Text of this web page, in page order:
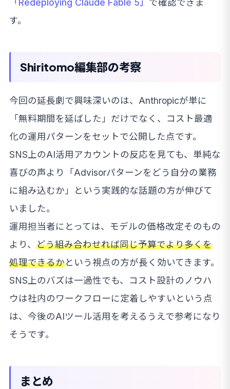
「Redeploying Claude Fable 5」 で確認できま
す。
Shiritomo編集部の考察
今回の延長劇で興味深いのは、Anthropicが単に
「無料期間を延ばした」だけでなく、コスト最適
化の運用パターンをセットで公開した点です。
SNS上のAI活用アカウントの反応を見ても、単純な
喜びの声より「Advisorパターンをどう自分の業務
に組み込むか」という実践的な話題の方が伸びて
いました。
運用担当者にとっては、モデルの価格改定そのもの
より、 どう組み合わせれば同じ予算でより多くを
処理できるかという視点の方が長く効いてきます。
SNS上のバズは一過性でも、コスト設計のノウハ
ウは社内のワークフローに定着しやすいという点
は、今後のAIツール活用を考えるうえで参考になり
そうです。
まとめ